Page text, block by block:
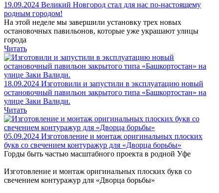
19.09.2024 Великий Новгород стал для нас по-настоящему
родным городом!
На этой неделе мы завершили установку трех новых
остановочных павильонов, которые уже украшают улицы
города
Читать
18.09.2024 Изготовили и запустили в эксплуатацию новый
остановочный павильон закрытого типа «Башкортостан» на
улице Заки Валиди.
Читать
05.09.2024 Изготовление и монтаж оригинальных плоских
букв со свечением контуражур для «Дворца борьбы»
Горды быть частью масштабного проекта в родной Уфе
Изготовление и монтаж оригинальных плоских букв со
свечением контуражур для «Дворца борьбы»